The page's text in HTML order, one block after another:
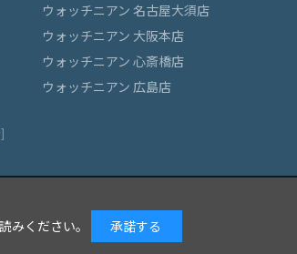
ウォッチニアン 名古屋大須店
ウォッチニアン 大阪本店
ウォッチニアン 心斎橋店
ウォッチニアン 広島店
みください。 承諾する